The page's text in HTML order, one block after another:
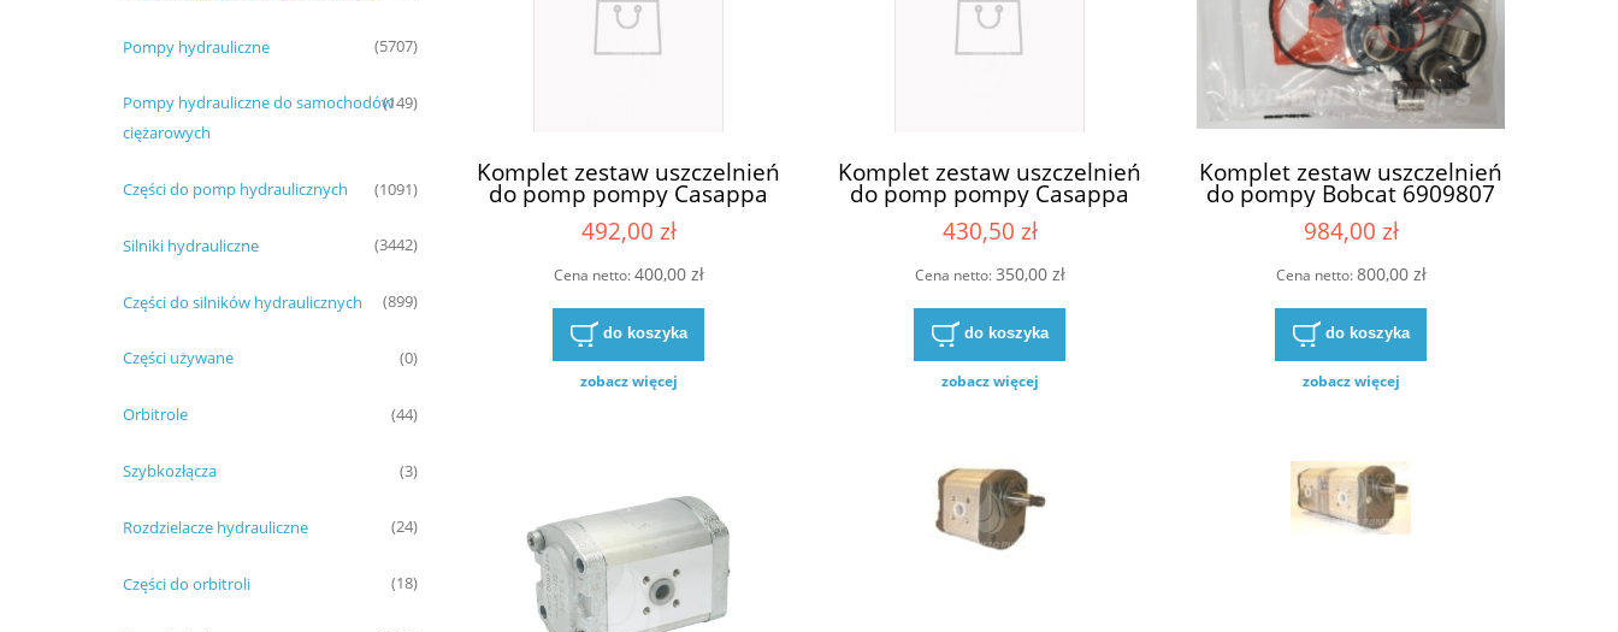
Pompy hydrauliczne (5707)
Pompy hydrauliczne do samochodów
ciężarowych
(149)
Części do pomp hydraulicznych (1091)
Silniki hydrauliczne (3442)
Części do silników hydraulicznych (899)
Części używane (0)
Orbitrole (44)
Szybkozłącza (3)
Rozdzielacze hydrauliczne (24)
Części do orbitroli (18)
Komplet zestaw uszczelnień
do pomp pompy Casappa
KP30-04S3-05S6-32S3
492,00 zł
Cena netto:400,00 zł
do koszyka
zobacz więcej
Komplet zestaw uszczelnień
do pomp pompy Casappa
KP30-83E3-S/D KP30 - 83E3
430,50 zł
Cena netto:350,00 zł
do koszyka
zobacz więcej
Komplet zestaw uszczelnień
do pompy Bobcat 6909807
799139LC 05258Z
(69224990 , 6924989 ,
984,00 zł
Cena netto:800,00 zł
do koszyka
zobacz więcej